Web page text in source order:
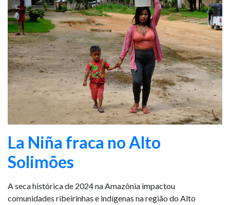
La Niña fraca no Alto
Solimões
A seca histórica de 2024 na Amazônia impactou
comunidades ribeirinhas e indígenas na região do Alto